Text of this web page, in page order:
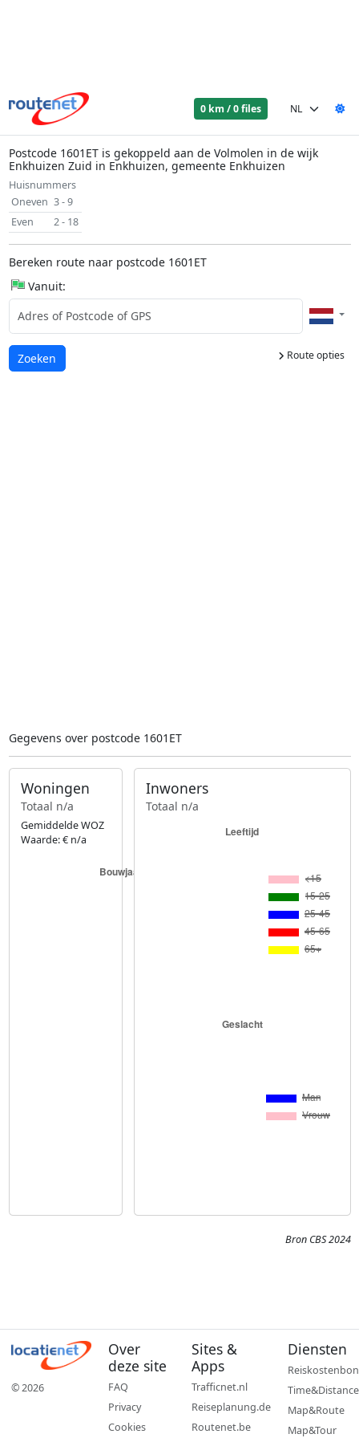
0 km / 0 files
Postcode 1601ET is gekoppeld aan de Volmolen in de wijk
Enkhuizen Zuid in Enkhuizen, gemeente Enkhuizen
Huisnummers
Oneven 3 - 9
Even
2 - 18
Bereken route naar postcode 1601ET
Vanuit:
Route opties
Laden...
Zoeken
Gegevens over postcode 1601ET
Woningen
Totaal n/a
Gemiddelde WOZ
Waarde: € n/a
Inwoners
Totaal n/a
Bron CBS 2024
© 2026
Over
deze site
FAQ
Privacy
Cookies
Sites &
Apps
Trafficnet.nl
Reiseplanung.de
Routenet.be
Diensten
Reiskostenbon
Time&Distance
Map&Route
Map&Tour